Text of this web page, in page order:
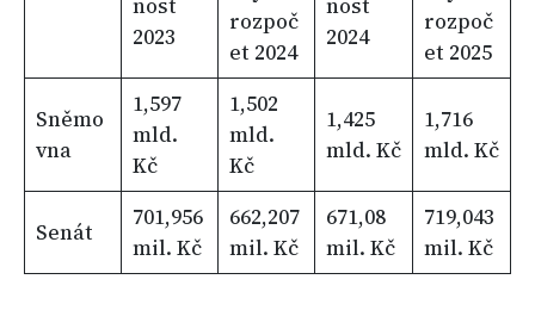
nost
2023
rozpoč
et 2024
nost
2024
rozpoč
et 2025
Sněmo
vna
1,597
mld.
Kč
1,502
mld.
Kč
1,425
mld. Kč
1,716
mld. Kč
Senát
701,956
mil. Kč
662,207
mil. Kč
671,08
mil. Kč
719,043
mil. Kč